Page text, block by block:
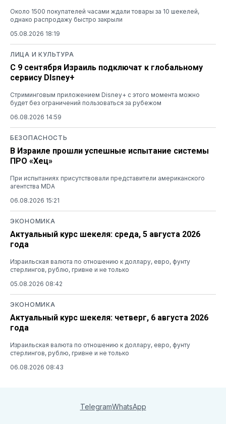
Около 1500 покупателей часами ждали товары за 10 шекелей,
однако распродажу быстро закрыли
05.08.2026 18:19
ЛИЦА И КУЛЬТУРА
С 9 сентября Израиль подключат к глобальному
сервису DIsney+
Стриминговым приложением Disney+ с этого момента можно
будет без ограничений пользоваться за рубежом
06.08.2026 14:59
БЕЗОПАСНОСТЬ
В Израиле прошли успешные испытание системы
ПРО «Хец»
При испытаниях присутствовали представители американского
агентства MDA
06.08.2026 15:21
ЭКОНОМИКА
Актуальный курс шекеля: среда, 5 августа 2026
года
Израильская валюта по отношению к доллару, евро, фунту
стерлингов, рублю, гривне и не только
05.08.2026 08:42
ЭКОНОМИКА
Актуальный курс шекеля: четверг, 6 августа 2026
года
Израильская валюта по отношению к доллару, евро, фунту
стерлингов, рублю, гривне и не только
06.08.2026 08:43
TelegramWhatsApp